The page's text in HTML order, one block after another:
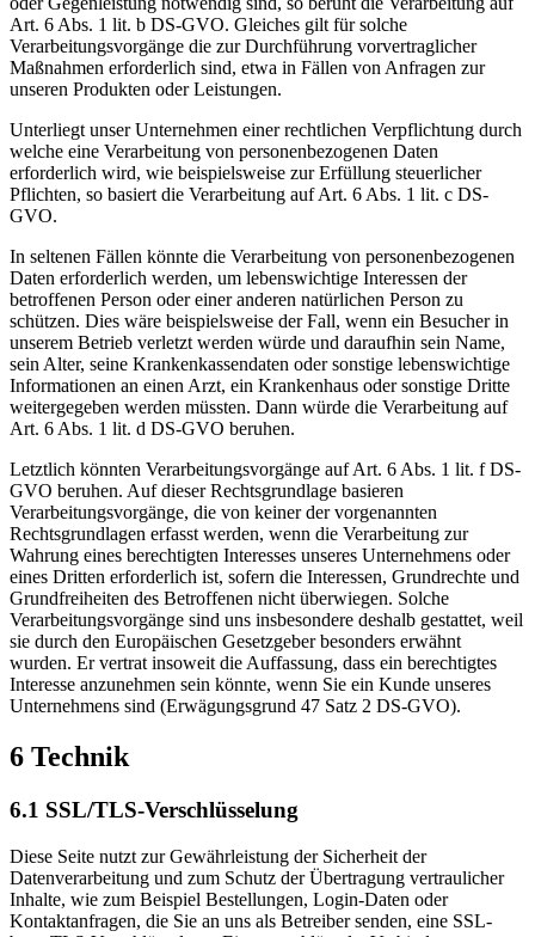
Art. 6 Abs. 1 lit. b DS-GVO. Gleiches gilt für solche
Verarbeitungsvorgänge die zur Durchführung vorvertraglicher
Maßnahmen erforderlich sind, etwa in Fällen von Anfragen zur
unseren Produkten oder Leistungen.
Unterliegt unser Unternehmen einer rechtlichen Verpflichtung durch
welche eine Verarbeitung von personenbezogenen Daten
erforderlich wird, wie beispielsweise zur Erfüllung steuerlicher
Pflichten, so basiert die Verarbeitung auf Art. 6 Abs. 1 lit. c DS-
GVO.
In seltenen Fällen könnte die Verarbeitung von personenbezogenen
Daten erforderlich werden, um lebenswichtige Interessen der
betroffenen Person oder einer anderen natürlichen Person zu
schützen. Dies wäre beispielsweise der Fall, wenn ein Besucher in
unserem Betrieb verletzt werden würde und daraufhin sein Name,
sein Alter, seine Krankenkassendaten oder sonstige lebenswichtige
Informationen an einen Arzt, ein Krankenhaus oder sonstige Dritte
weitergegeben werden müssten. Dann würde die Verarbeitung auf
Art. 6 Abs. 1 lit. d DS-GVO beruhen.
Letztlich könnten Verarbeitungsvorgänge auf Art. 6 Abs. 1 lit. f DS-
GVO beruhen. Auf dieser Rechtsgrundlage basieren
Verarbeitungsvorgänge, die von keiner der vorgenannten
Rechtsgrundlagen erfasst werden, wenn die Verarbeitung zur
Wahrung eines berechtigten Interesses unseres Unternehmens oder
eines Dritten erforderlich ist, sofern die Interessen, Grundrechte und
Grundfreiheiten des Betroffenen nicht überwiegen. Solche
Verarbeitungsvorgänge sind uns insbesondere deshalb gestattet, weil
sie durch den Europäischen Gesetzgeber besonders erwähnt
wurden. Er vertrat insoweit die Auffassung, dass ein berechtigtes
Interesse anzunehmen sein könnte, wenn Sie ein Kunde unseres
Unternehmens sind (Erwägungsgrund 47 Satz 2 DS-GVO).
6 Technik
6.1 SSL/TLS-Verschlüsselung
Diese Seite nutzt zur Gewährleistung der Sicherheit der
Datenverarbeitung und zum Schutz der Übertragung vertraulicher
Inhalte, wie zum Beispiel Bestellungen, Login-Daten oder
Kontaktanfragen, die Sie an uns als Betreiber senden, eine SSL-